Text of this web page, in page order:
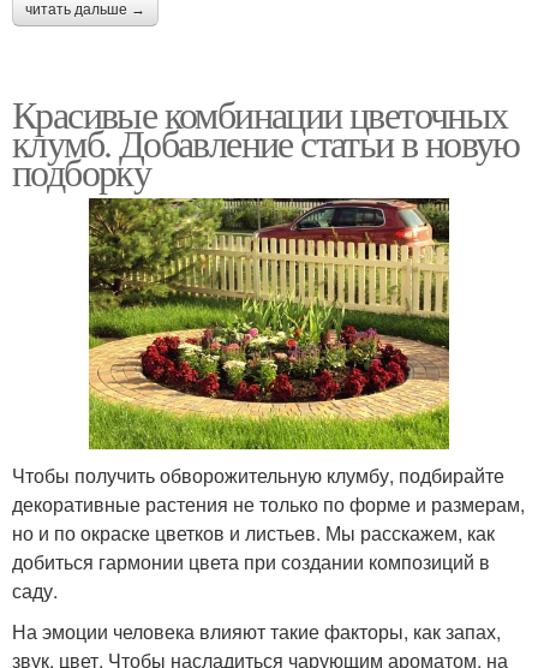
читать дальше →
Красивые комбинации цветочных
клумб. Добавление статьи в новую
подборку
Чтобы получить обворожительную клумбу, подбирайте
декоративные растения не только по форме и размерам,
но и по окраске цветков и листьев. Мы расскажем, как
добиться гармонии цвета при создании композиций в
саду.
На эмоции человека влияют такие факторы, как запах,
звук, цвет. Чтобы насладиться чарующим ароматом, на